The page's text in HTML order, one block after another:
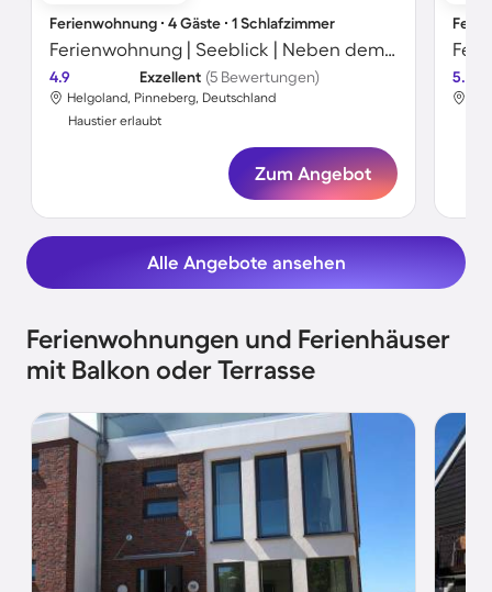
Ferienwohnung ∙ 4 Gäste ∙ 1 Schlafzimmer
Ferienwohnung | Seeblick | Neben dem Strand | Hunde erlaubt
4.9 Exzellent (5 Bewertungen)
Helgoland, Pinneberg, Deutschland
Haustier erlaubt
Zum Angebot
5.0
Alle Angebote ansehen
Ferienwohnungen und Ferienhäuser
mit Balkon oder Terrasse